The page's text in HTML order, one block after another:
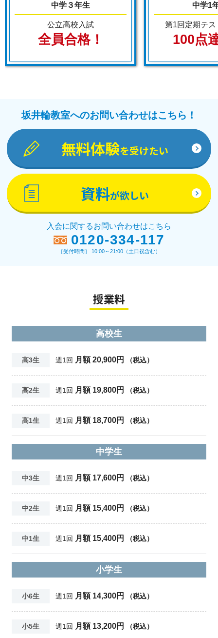
中学３年生
公立高校入試
全員合格！
中学1
第1回定期テ
100点
坂井輪教室へのお問い合わせはこちら！
無料体験を受けたい
資料が欲しい
入会に関するお問い合わせはこちら
0120-334-117
［受付時間］ 10:00～21:00（土日祝含む）
授業料
高校生
高3生 週1回 月額 20,900円 （税込）
高2生 週1回 月額 19,800円 （税込）
高1生 週1回 月額 18,700円 （税込）
中学生
中3生 週1回 月額 17,600円 （税込）
中2生 週1回 月額 15,400円 （税込）
中1生 週1回 月額 15,400円 （税込）
小学生
小6生 週1回 月額 14,300円 （税込）
小5生 週1回 月額 13,200円 （税込）